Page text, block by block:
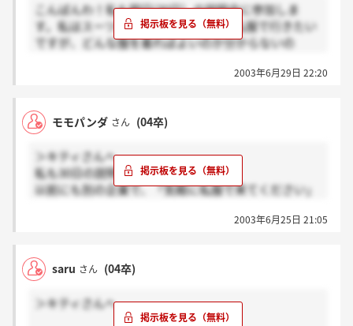
こんばんわ！私も明日(30日）の説明会に参加しま
す。私はスーツで行きます。暑いから私服で行きたい
ですが、どんな服を着ればよいのか分からないの
2003年6月29日 22:20
モモパンダ さん (04卒)
＞キティさんへ
私も30日の説明会に参加します！
以前にも別の企業で、「気軽に私服で来てください」
もう選考に進んでる方々は、説明会にどんな服装で参
加しましたか？
2003年6月25日 21:05
saru さん (04卒)
＞キティさんへ